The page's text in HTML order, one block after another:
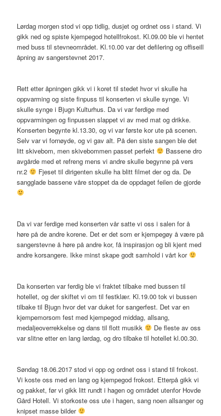
Lørdag morgen stod vi opp tidlig, dusjet og ordnet oss i stand. Vi
gikk ned og spiste kjempegod hotellfrokost. Kl.09.00 ble vi hentet
med buss til stevneområdet. Kl.10.00 var det defilering og offiseill
åpning av sangerstevnet 2017.
Rett etter åpningen gikk vi i koret til stedet hvor vi skulle ha
oppvarming og siste finpuss til konserten vi skulle synge. Vi
skulle synge i Bjugn Kulturhus. Da vi var ferdige med
oppvarmingen og finpussen slappet vi av med mat og drikke.
Konserten begynte kl.13.30, og vi var første kor ute på scenen.
Selv var vi fornøyde, og vi gav alt. På den siste sangen ble det
litt skivebom, men skivebommen passet perfekt
Bassene dro
avgårde med et refreng mens vi andre skulle begynne på vers
nr.2
Fjeset til dirigenten skulle ha blitt filmet der og da. De
sangglade bassene våre stoppet da de oppdaget feilen de gjorde
Da vi var ferdige med konserten vår satte vi oss i salen for å
høre på de andre korene. Det er det som er kjempegøy å være på
sangerstevne å høre på andre kor, få inspirasjon og bli kjent med
andre korsangere. Ikke minst skape godt samhold i vårt kor
Da konserten var ferdig ble vi fraktet tilbake med bussen til
hotellet, og der skiftet vi om til festklær. Kl.19.00 tok vi bussen
tilbake til Bjugn hvor det var duket for sangerfest. Det var en
kjempemorsom fest med kjempegod middag, allsang,
medaljeoverrekkelse og dans til flott musikk
De fleste av oss
var slitne etter en lang lørdag, og dro tilbake til hotellet kl.00.30.
Søndag 18.06.2017 stod vi opp og ordnet oss i stand til frokost.
Vi koste oss med en lang og kjempegod frokost. Etterpå gikk vi
og pakket, før vi gikk litt rundt i hagen og området utenfor Hovde
Gård Hotell. Vi storkoste oss ute i hagen, sang noen allsanger og
knipset masse bilder